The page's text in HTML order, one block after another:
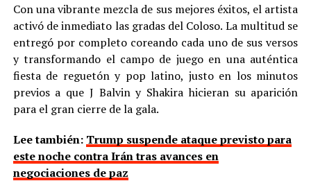
Con una vibrante mezcla de sus mejores éxitos, el artista
activó de inmediato las gradas del Coloso. La multitud se
entregó por completo coreando cada uno de sus versos
y transformando el campo de juego en una auténtica
fiesta de reguetón y pop latino, justo en los minutos
previos a que J Balvin y Shakira hicieran su aparición
para el gran cierre de la gala.
Lee también: Trump suspende ataque previsto para
este noche contra Irán tras avances en
negociaciones de paz